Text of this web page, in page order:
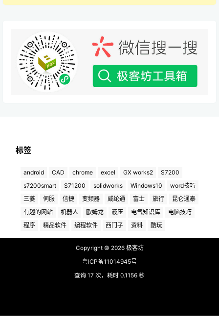
标签
android CAD chrome excel GX works2
S7200
s7200smart
S71200 solidworks Windows10
word技巧
三菱
伺服 信捷 变频器 威纶通 富士 旅行
昆仑通泰
有趣的网站
机器人 欧姆龙 液压 电气知识库
电脑技巧
程序
精品软件 编程软件 西门子 资料 酷玩
Copyright © 2026极客坊
粤ICP备11014945号
查询 17 次，耗时 0.1156 秒